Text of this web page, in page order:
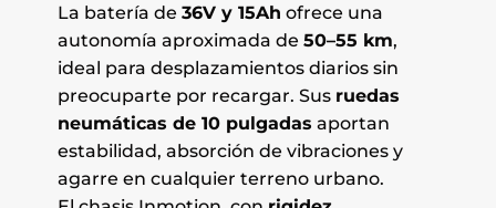
La batería de 36V y 15Ah ofrece una
autonomía aproximada de 50–55 km,
ideal para desplazamientos diarios sin
preocuparte por recargar. Sus ruedas
neumáticas de 10 pulgadas aportan
estabilidad, absorción de vibraciones y
agarre en cualquier terreno urbano.